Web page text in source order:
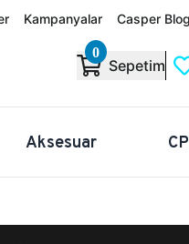
Kampanyalar Casper Blog
0
Sepetim
Aksesuar